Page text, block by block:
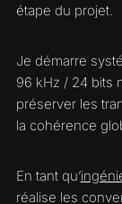
étape du projet.
Je démarre
96 kHz / 24 bits
préserver les
la cohérence
En tant qu’
réalise les